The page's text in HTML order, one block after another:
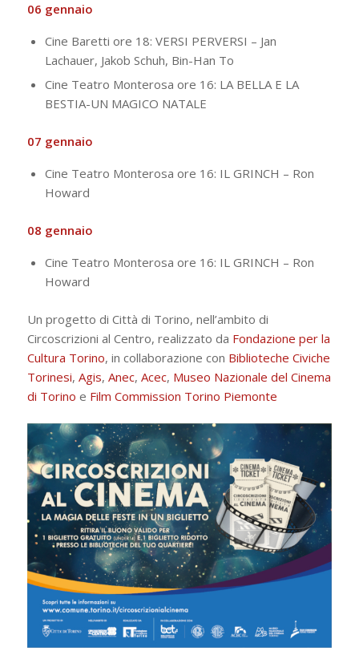
06 gennaio
Cine Baretti ore 18: VERSI PERVERSI – Jan
Lachauer, Jakob Schuh, Bin-Han To
Cine Teatro Monterosa ore 16: LA BELLA E LA
BESTIA-UN MAGICO NATALE
07 gennaio
Cine Teatro Monterosa ore 16: IL GRINCH – Ron
Howard
08 gennaio
Cine Teatro Monterosa ore 16: IL GRINCH – Ron
Howard
Un progetto di Città di Torino, nell’ambito di
Circoscrizioni al Centro, realizzato da Fondazione per la
Cultura Torino, in collaborazione con Biblioteche Civiche
Torinesi, Agis, Anec, Acec, Museo Nazionale del Cinema
di Torino e Film Commission Torino Piemonte